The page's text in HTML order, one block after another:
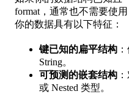
format，通常也不需要使
你的数据具有以下特征：
键已知的扁平结构
String。
可预测的嵌套结构
或 Nested 类型。